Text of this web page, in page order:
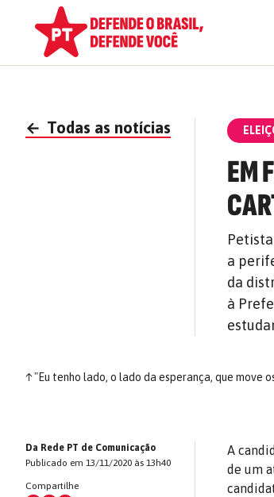
← Todas as notícias
EM
a
da
à
↑"Eu tenho lado, o lado da esperança, que move
Da Rede PT de Comunicação
Publicado em 13/11/2020 às 13h40
Compartilhe
A
de um